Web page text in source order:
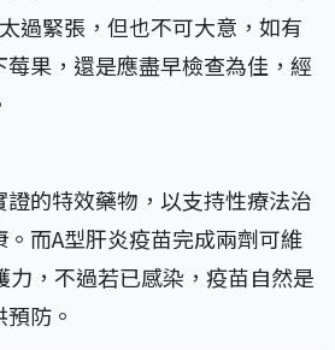
過緊張，但也不可大意，如有
果，還是應盡早檢查為佳，經
的特效藥物，以支持性療法治
而A型肝炎疫苗完成兩劑可維
力，不過若已感染，疫苗自然是
防。